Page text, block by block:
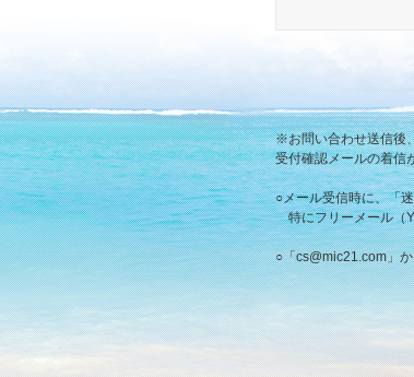
※お問い合わせ送信後
受付確認メールの着信
○メール受信時に、「
特にフリーメール（
○「cs@mic21.com」